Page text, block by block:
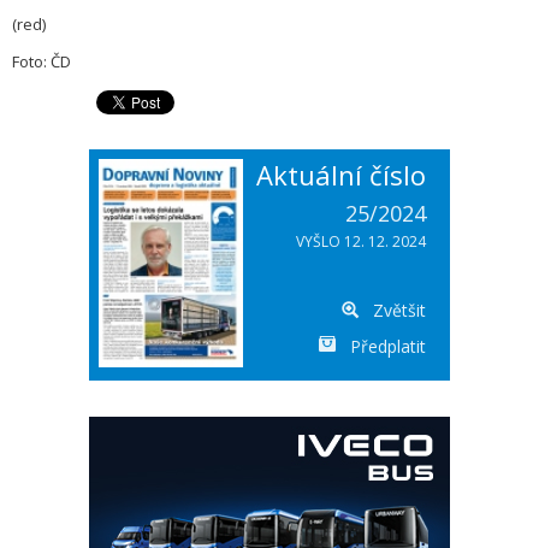
(red)
Foto: ČD
Aktuální číslo
25/2024
VYŠLO 12. 12. 2024
Zvětšit
Předplatit